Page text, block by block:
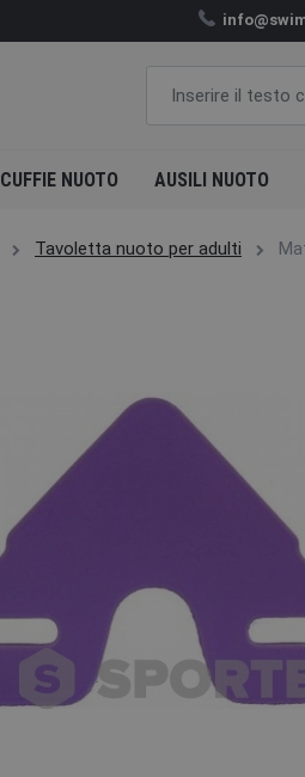
CUFFIE NUOTO AUSILI NUOTO
Tavoletta nuoto per adulti